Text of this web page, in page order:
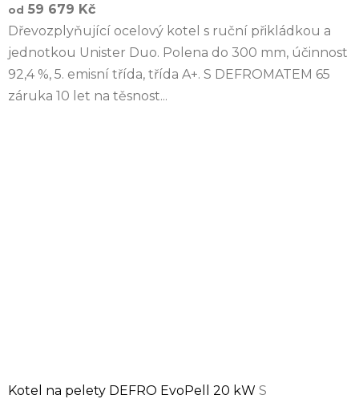
od 59 679 Kč
Dřevozplyňující ocelový kotel s ruční přikládkou a
jednotkou Unister Duo. Polena do 300 mm, účinnost
92,4 %, 5. emisní třída, třída A+. S DEFROMATEM 65
záruka 10 let na těsnost...
Kotel na pelety DEFRO EvoPell 20 kW S